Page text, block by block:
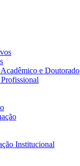
e Doutorado
Institucional